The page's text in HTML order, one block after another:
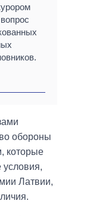
обороны
которые
условия,
Латвии,